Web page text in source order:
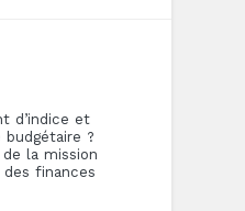
d’indice et
budgétaire ?
la mission
finances